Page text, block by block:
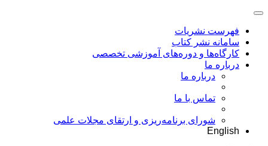
فهرست نشریات
سامانه نشر کتاب
کارگاه‌ها و دوره‌های آموزشی تخصصی
درباره ما
درباره ما
تماس با ما
شورای برنامه‌ریزی و ارتقای مجلات علمی
English